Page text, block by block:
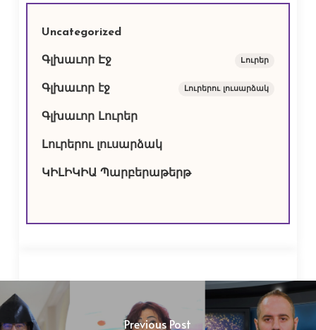
Uncategorized
Գլխաւոր Էջ Lուրեր
Գլխաւոր էջ Լուրերու լուսարձակ
Գլխաւոր Լուրեր
Լուրերու լուսարձակ
ԿԻԼԻԿԻԱ Պարբերաթերթ
Previous Post